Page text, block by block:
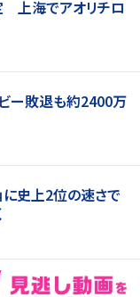
上海でアオリチロ
ー敗退も約2400万
に史上2位の速さで